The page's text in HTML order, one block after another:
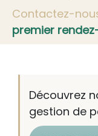
Contactez-
premier
Découvrez
gestion de